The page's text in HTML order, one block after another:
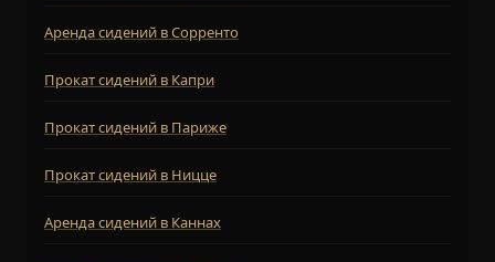
Аренда сидений в Сорренто
Прокат сидений в Капри
Прокат сидений в Париже
Прокат сидений в Ницце
Аренда сидений в Каннах